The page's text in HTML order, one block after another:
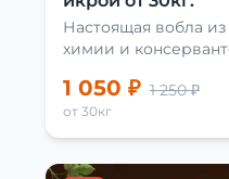
Настоящая вобла
химии и
1 050 ₽ 1 250 ₽
от 30кг